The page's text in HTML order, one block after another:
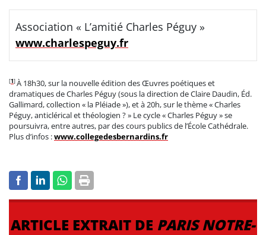
Association « L’amitié Charles Péguy »
www.charlespeguy.fr
[1]À 18h30, sur la nouvelle édition des Œuvres poétiques et
dramatiques de Charles Péguy (sous la direction de Claire Daudin, Éd.
Gallimard, collection « la Pléiade »), et à 20h, sur le thème « Charles
Péguy, anticlérical et théologien ? » Le cycle « Charles Péguy » se
poursuivra, entre autres, par des cours publics de l’École Cathédrale.
Plus d’infos :www.collegedesbernardins.fr
ARTICLE EXTRAIT DE PARIS NOTRE-